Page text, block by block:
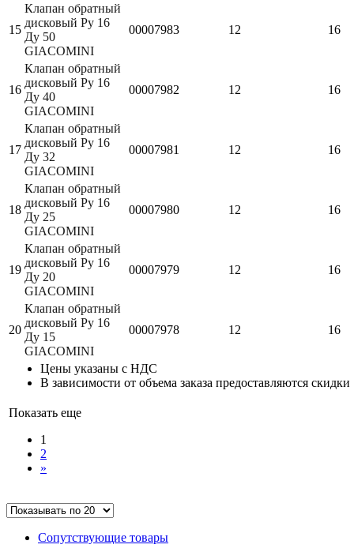
15
Клапан обратный
дисковый Ру 16
Ду 50
GIACOMINI
00007983 12 16
16
Клапан обратный
дисковый Ру 16
Ду 40
GIACOMINI
00007982 12 16
17
Клапан обратный
дисковый Ру 16
Ду 32
GIACOMINI
00007981 12 16
18
Клапан обратный
дисковый Ру 16
Ду 25
GIACOMINI
00007980 12 16
19
Клапан обратный
дисковый Ру 16
Ду 20
GIACOMINI
00007979 12 16
20
Клапан обратный
дисковый Ру 16
Ду 15
GIACOMINI
00007978 12 16
Цены указаны с НДС
В зависимости от объема заказа предоставляются скидки
Показать еще
1
2
»
Сопутствующие товары